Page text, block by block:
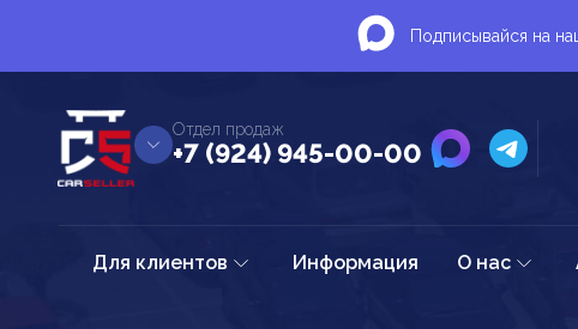
Подписывайся на
Отдел продаж
+7 (924) 945-00-00
Для клиентов Информация О нас